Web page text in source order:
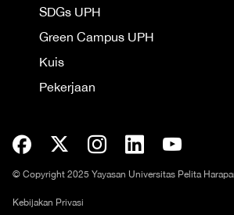
SDGs UPH
Green Campus UPH
Kuis
Pekerjaan
© Copyright 2025 Yayasan Universitas Pelita
Kebijakan Privasi